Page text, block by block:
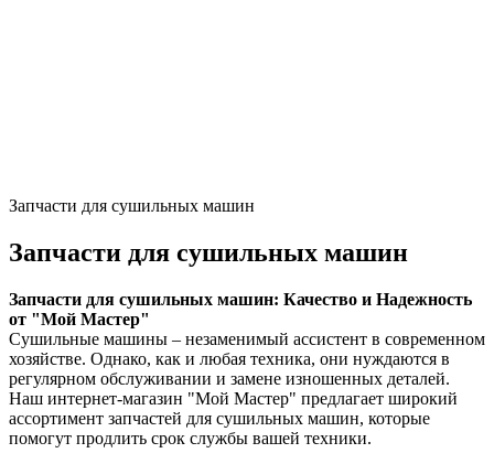
Запчасти для сушильных машин
Запчасти для сушильных машин
Запчасти для сушильных машин: Качество и Надежность
от "Мой Мастер"
Сушильные машины – незаменимый ассистент в современном
хозяйстве. Однако, как и любая техника, они нуждаются в
регулярном обслуживании и замене изношенных деталей.
Наш интернет-магазин "Мой Мастер" предлагает широкий
ассортимент запчастей для сушильных машин, которые
помогут продлить срок службы вашей техники.